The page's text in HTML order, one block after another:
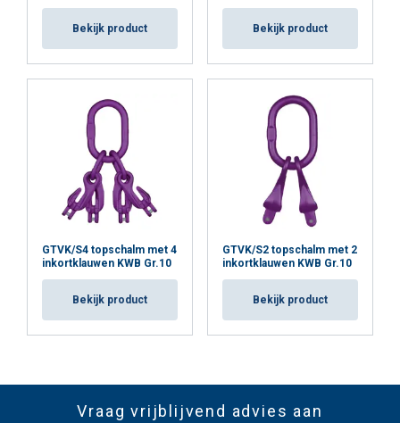
Bekijk product Bekijk product
GTVK/S4 topschalm met 4
inkortklauwen KWB Gr.10
Bekijk product
GTVK/S2 topschalm met 2
inkortklauwen KWB Gr.10
Bekijk product
Vraag vrijblijvend advies aan